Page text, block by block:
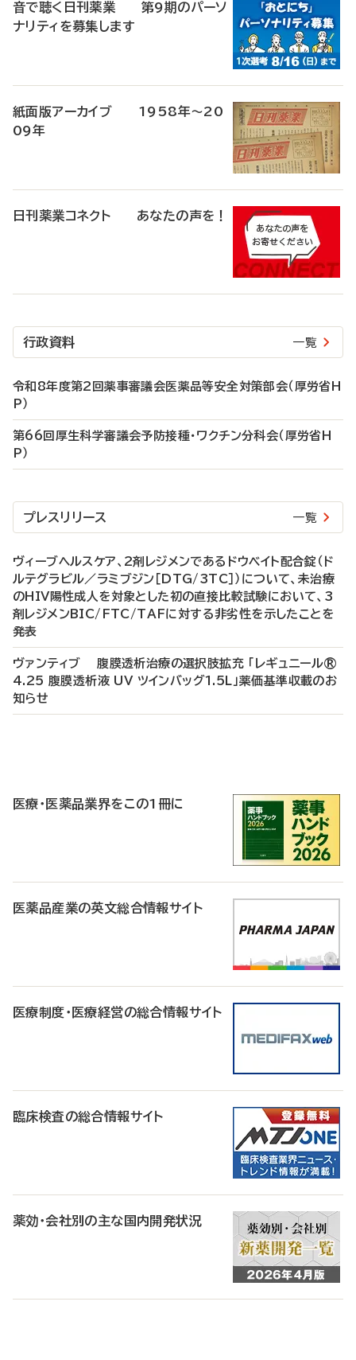
音で聴く日刊薬業 第9期のパーソ
ナリティを募集します
紙面版アーカイブ 1958年～20
09年
日刊薬業コネクト あなたの声を！
行政資料 一覧
令和8年度第2回薬事審議会医薬品等安全対策部会（厚労省H
P）
第66回厚生科学審議会予防接種・ワクチン分科会（厚労省H
P）
プレスリリース 一覧
ヴィーブヘルスケア、2剤レジメンであるドウベイト配合錠（ド
ルテグラビル／ラミブジン［DTG/3TC］）について、未治療
のHIV陽性成人を対象とした初の直接比較試験において、3
剤レジメンBIC/FTC/TAFに対する非劣性を示したことを
発表
ヴァンティブ 腹膜透析治療の選択肢拡充 「レギュニール®
4.25 腹膜透析液 UV ツインバッグ1.5L」薬価基準収載のお
知らせ
医療・医薬品業界をこの1冊に
医薬品産業の英文総合情報サイト
医療制度・医療経営の総合情報サイト
臨床検査の総合情報サイト
薬効・会社別の主な国内開発状況